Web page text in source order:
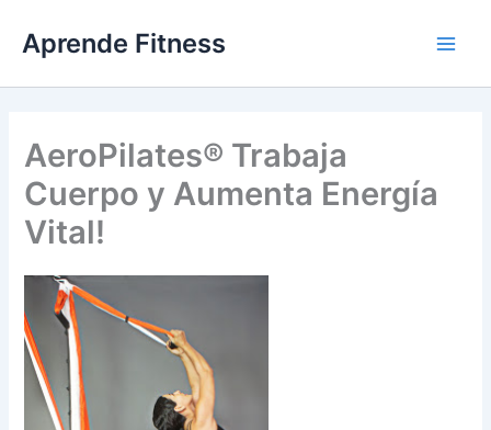
contenido
Aprende Fitness
AeroPilates® Trabaja
Cuerpo y Aumenta Energía
Vital!